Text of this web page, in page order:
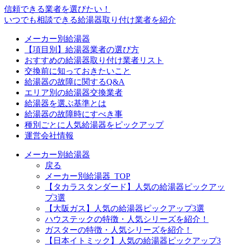
信頼できる業者を選びたい！
いつでも相談できる給湯器取り付け業者を紹介
メーカー別給湯器
【項目別】給湯器業者の選び方
おすすめの給湯器取り付け業者リスト
交換前に知っておきたいこと
給湯器の故障に関するQ&A
エリア別の給湯器交換業者
給湯器を選ぶ基準とは
給湯器の故障時にすべき事
種別ごとに人気給湯器をピックアップ
運営会社情報
メーカー別給湯器
戻る
メーカー別給湯器_TOP
【タカラスタンダード】人気の給湯器ピックアッ
プ3選
【大阪ガス】人気の給湯器ピックアップ3選
ハウステックの特徴・人気シリーズを紹介！
ガスターの特徴・人気シリーズを紹介！
【日本イトミック】人気の給湯器ピックアップ3